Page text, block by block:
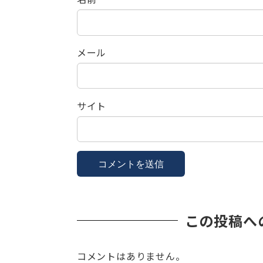
メール
サイト
この投稿
コメントはありません。